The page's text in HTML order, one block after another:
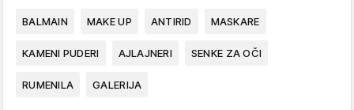
BALMAIN MAKE UP ANTIRID MASKARE
KAMENI PUDERI AJLAJNERI SENKE ZA OČI
RUMENILA GALERIJA